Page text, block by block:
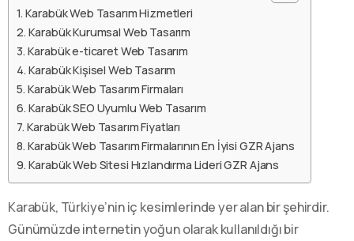
Karabük Web Tasarım Hizmetleri
Karabük Kurumsal Web Tasarım
Karabük e-ticaret Web Tasarım
Karabük Kişisel Web Tasarım
Karabük Web Tasarım Firmaları
Karabük SEO Uyumlu Web Tasarım
Karabük Web Tasarım Fiyatları
Karabük Web Tasarım Firmalarının En İyisi GZR Ajans
Karabük Web Sitesi Hızlandırma Lideri GZR Ajans
Karabük, Türkiye’nin iç kesimlerinde yer alan bir şehirdir.
Günümüzde internetin yoğun olarak kullanıldığı bir